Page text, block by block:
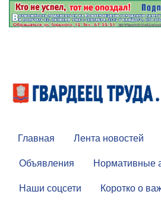
Главная Лента новостей
Объявления
Нормативные
Наши соцсети
Коротко о